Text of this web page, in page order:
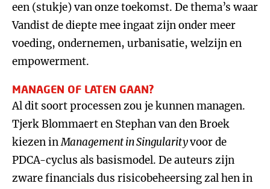
een (stukje) van onze toekomst. De thema’s waar
Vandist de diepte mee ingaat zijn onder meer
voeding, ondernemen, urbanisatie, welzijn en
empowerment.
MANAGEN OF LATEN GAAN?
Al dit soort processen zou je kunnen managen.
Tjerk Blommaert en Stephan van den Broek
kiezen inManagement in Singularityvoor de
PDCA-cyclus als basismodel. De auteurs zijn
zware financials dus risicobeheersing zal hen in